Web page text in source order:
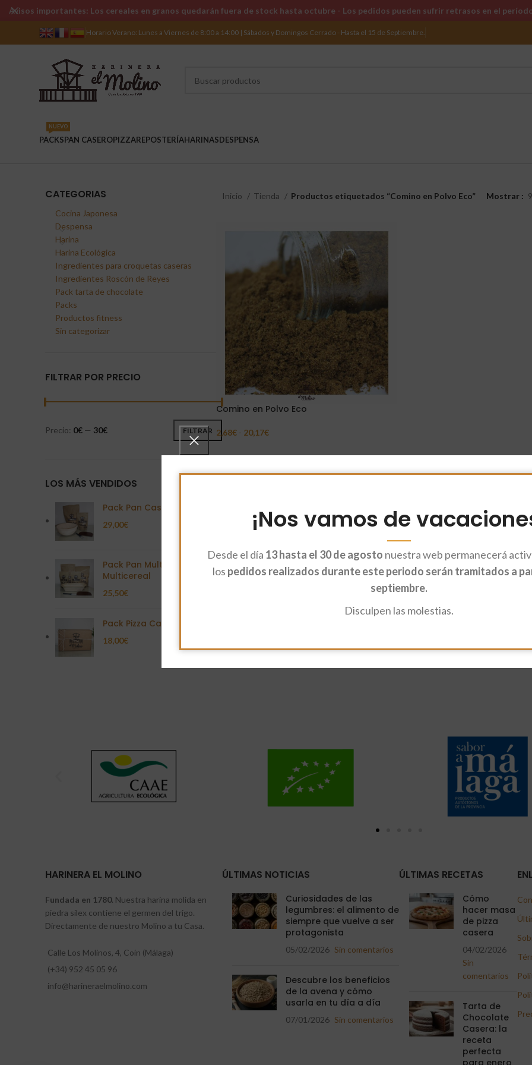
¡Nos vamos de
Desde el día 13 hasta el 30 de agosto nuestra web permanecerá
los pedidos realizados durante este periodo serán tramitados a
septiembre.
Disculpen las molestias.
Horario Verano: Lunes a Viernes de 8:00 a 14:00 | Sábados y Domingos Cerrado - Hasta el 15 de Septiembre.
PACKS
NUEVO
PAN CASEROPIZZAREPOSTERÍAHARINASDESPENSA
CATEGORIAS
Cocina Japonesa
Despensa
Harina
Harina Ecológica
Ingredientes para croquetas caseras
Ingredientes Roscón de Reyes
Pack tarta de chocolate
Packs
Productos fitness
Sin categorizar
FILTRAR POR PRECIO
FILTRAR
Precio: 0€ — 30€
LOS MÁS VENDIDOS
Pack Pan Casero
29,00€
Pack Pan Multisemilla
Multicereal
25,50€
Pack Pizza Casera
18,00€
Inicio Tienda Productos etiquetados “Comino en Polvo Eco” Mostrar 9
Comino en Polvo Eco
2,68€ - 20,17€
Seleccionar Opciones
HARINERA EL MOLINO
Fundada en 1780. Nuestra harina molida en
piedra sílex contiene el germen del trigo.
Directamente de nuestro Molino a tu Casa.
Calle Los Molinos, 4, Coín (Málaga)
(+34) 952 45 05 96
info@harineraelmolino.com
ÚLTIMAS NOTICIAS
Curiosidades de las
legumbres: el alimento de
siempre que vuelve a ser
protagonista
05/02/2026 Sin comentarios
Descubre los beneficios
de la avena y cómo
usarla en tu día a día
07/01/2026 Sin comentarios
ÚLTIMAS RECETAS
Cómo
hacer masa
de pizza
casera
04/02/2026
Sin
comentarios
Tarta de
Chocolate
Casera: la
receta
perfecta
para enero
Avisos importantes: Los cereales en granos quedarán fuera de stock hasta octubre - Los pedidos pueden sufrir retrasos en el